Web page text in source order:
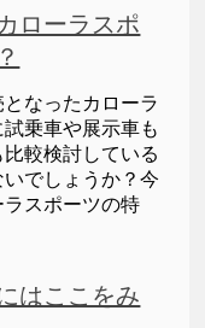
ローラスポ
なったカローラ
乗車や展示車も
較検討している
でしょうか？今
スポーツの特
はここをみ